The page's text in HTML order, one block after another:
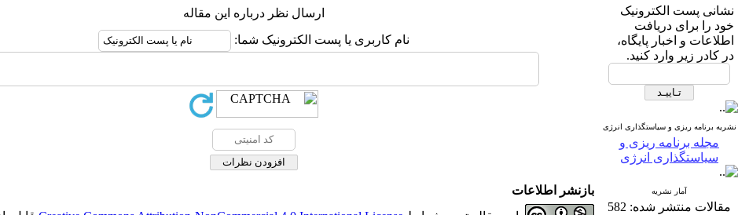
نشانی پست الکترونیک
خود را برای دریافت
اطلاعات و اخبار پایگاه،
در کادر زیر وارد کنید.
نشریه برنامه ریزی و سیاستگذاری انرژی
مجله برنامه ریزی و
سیاستگذاری انرژی
آمار نشریه
مقالات منتشر شده: 582
ارسال نظر درباره این مقاله
نام کاربری یا پست الکترونیک شما:
بازنشر اطلاعات